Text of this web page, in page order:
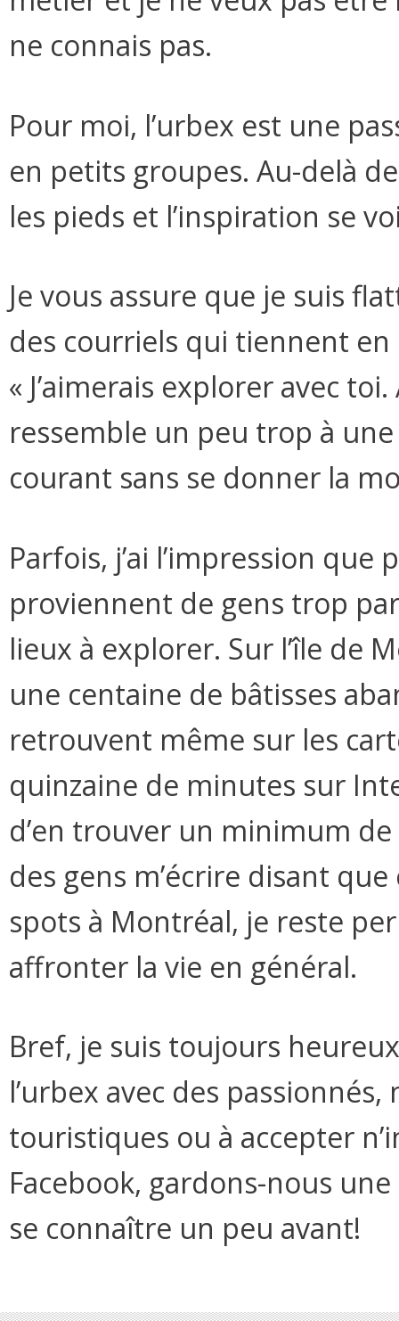
ne connais pas.
Pour moi, l’urbex est une
en petits groupes. Au-delà
les pieds et l’inspiration se
Je vous assure que je suis
des courriels qui tiennent
« J’aimerais explorer avec
ressemble un peu trop à
courant sans se donner la
Parfois, j’ai l’impression
proviennent de gens trop
lieux à explorer. Sur l’île de
une centaine de bâtisses
retrouvent même sur les
quinzaine de minutes sur
d’en trouver un minimum
des gens m’écrire disant
spots à Montréal, je reste
affronter la vie en général.
Bref, je suis toujours
l’urbex avec des
touristiques ou à accepter
Facebook, gardons-nous
se connaître un peu avant!